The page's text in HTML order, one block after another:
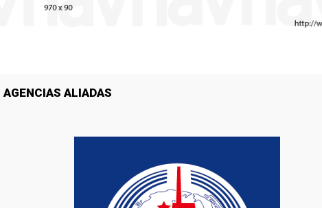
AGENCIAS ALIADAS